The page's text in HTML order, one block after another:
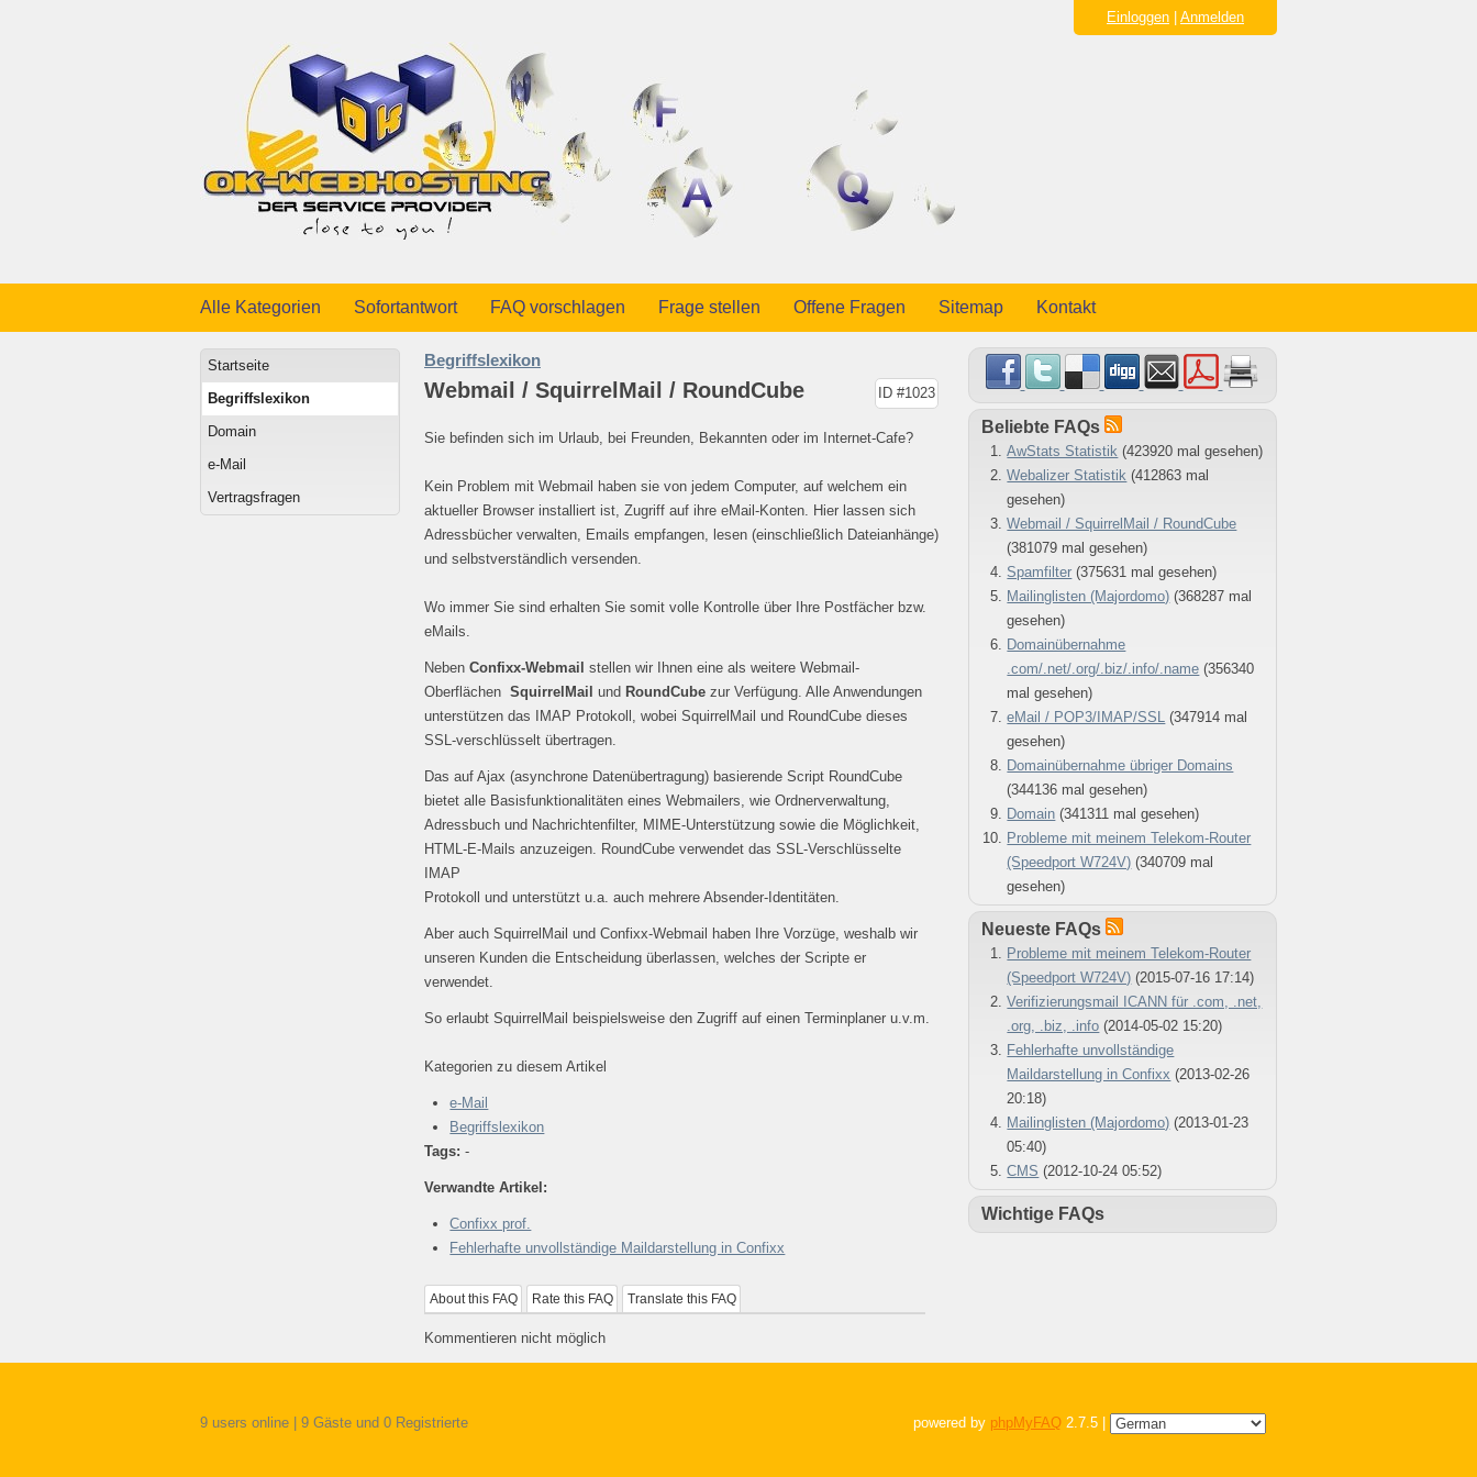
Einloggen Anmelden
Alle Kategorien Sofortantwort FAQ vorschlagen Frage stellen Offene Fragen Sitemap Kontakt
Startseite
Begriffslexikon
Domain
e-Mail
Vertragsfragen
Begriffslexikon
ID #1023
Webmail / SquirrelMail / RoundCube
Sie befinden sich im Urlaub, bei Freunden, Bekannten oder im Internet-Cafe?
Kein Problem mit Webmail haben sie von jedem Computer, auf welchem ein
aktueller Browser installiert ist, Zugriff auf ihre eMail-Konten. Hier lassen sich
Adressbücher verwalten, Emails empfangen, lesen (einschließlich Dateianhänge)
und selbstverständlich versenden.
Wo immer Sie sind erhalten Sie somit volle Kontrolle über Ihre Postfächer bzw.
eMails.
Neben Confixx-Webmail stellen wir Ihnen eine als weitere Webmail-
Oberflächen SquirrelMail und RoundCube zur Verfügung. Alle Anwendungen
unterstützen das IMAP Protokoll, wobei SquirrelMail und RoundCube dieses
SSL-verschlüsselt übertragen.
Das auf Ajax (asynchrone Datenübertragung) basierende Script RoundCube
bietet alle Basisfunktionalitäten eines Webmailers, wie Ordnerverwaltung,
Adressbuch und Nachrichtenfilter, MIME-Unterstützung sowie die Möglichkeit,
HTML-E-Mails anzuzeigen. RoundCube verwendet das SSL-Verschlüsselte
IMAP
Protokoll und unterstützt u.a. auch mehrere Absender-Identitäten.
Aber auch SquirrelMail und Confixx-Webmail haben Ihre Vorzüge, weshalb wir
unseren Kunden die Entscheidung überlassen, welches der Scripte er
verwendet.
So erlaubt SquirrelMail beispielsweise den Zugriff auf einen Terminplaner u.v.m.
Kategorien zu diesem Artikel
e-Mail
Begriffslexikon
Tags: -
Verwandte Artikel:
Confixx prof.
Fehlerhafte unvollständige Maildarstellung in Confixx
About this FAQ Rate this FAQ Translate this FAQ
Kommentieren nicht möglich
Beliebte FAQs
AwStats Statistik (423920 mal gesehen)
Webalizer Statistik (412863 mal
gesehen)
Webmail / SquirrelMail / RoundCube
(381079 mal gesehen)
Spamfilter (375631 mal gesehen)
Mailinglisten (Majordomo) (368287 mal
gesehen)
Domainübernahme
.com/.net/.org/.biz/.info/.name (356340
mal gesehen)
eMail / POP3/IMAP/SSL (347914 mal
gesehen)
Domainübernahme übriger Domains
(344136 mal gesehen)
Domain (341311 mal gesehen)
Probleme mit meinem Telekom-Router
(Speedport W724V) (340709 mal
gesehen)
Neueste FAQs
Probleme mit meinem Telekom-Router
(Speedport W724V) (2015-07-16 17:14)
Verifizierungsmail ICANN für .com, .net,
.org, .biz, .info (2014-05-02 15:20)
Fehlerhafte unvollständige
Maildarstellung in Confixx (2013-02-26
20:18)
Mailinglisten (Majordomo) (2013-01-23
05:40)
CMS (2012-10-24 05:52)
Wichtige FAQs
9 users online | 9 Gäste und 0 Registrierte powered by phpMyFAQ 2.7.5 |